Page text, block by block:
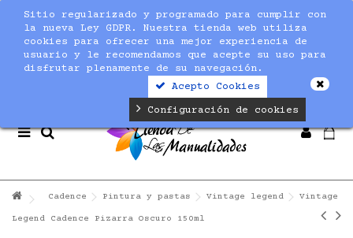
Notice : Undefined index: max_amount in
/home/nuevaltm/public_html/modules/sequracheckout/lib/
on line19
Sitio regularizado y programado para cumplir con
la nueva Ley GDPR. Nuestra tienda web utiliza
cookies para ofrecer una mejor experiencia de
usuario y le recomendamos que acepte su uso para
disfrutar plenamente de su navegación.
Acepto Cookies
Configuración de cookies
Cadence Pintura y pastas Vintage legend Vintage
Legend Cadence Pizarra Oscuro 150ml